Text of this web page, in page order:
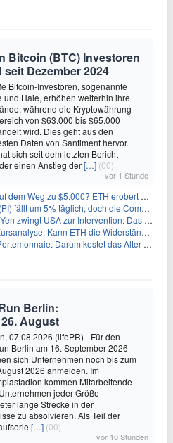
Bitcoin (BTC) Investoren
Dezember 2024
Bitcoin-Investoren, sogenannte
und Haie, erhöhen weiterhin ihre
während die Kryptowährung
von $63.000 bis $65.000
wird. Dies geht aus den
Daten von Santiment hervor.
sich seit dem letzten Bericht
einen Anstieg der[…] (00)
vor 1 Stunde
ETH erobert wichtige Marke zurück, während Institutionen weiter akkumulieren
um 5% täglich, doch die Community bleibt optimistisch
USA zur Intervention: Das größte Risiko seit 15 Jahren
Kann ETH die Widerstände der gleitenden Durchschnitte überwinden?
Darum kostet das Alter deutlich mehr als Sie denken
Berlin:
August
07.08.2026 (lifePR) - Für den
Berlin am 16. September 2026
sich Unternehmen noch bis zum
2026 anmelden. Im
kommen Mitarbeitende
jeder Größe
lange Strecke in der
zu absolvieren. Als Teil der
[…] (00)
vor 10 Stunden